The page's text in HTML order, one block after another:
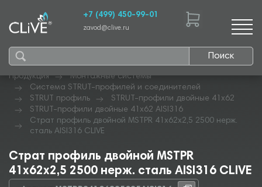
Поиск
+7 (499) 450-99-01
zavod@clive.ru
Продукция
Монтажные системы
Система STRUT-профилей и соединителей
STRUT профиль
STRUT-профили двойные 41х62
STRUT-профили двойные 41х62 AISI316
Страт профиль двойной MSTPR 41х62х2,5 2500 нерж.
сталь AISI316 CLIVE
Страт профиль двойной MSTPR
41х62х2,5 2500 нерж. сталь AISI316 CLIVE